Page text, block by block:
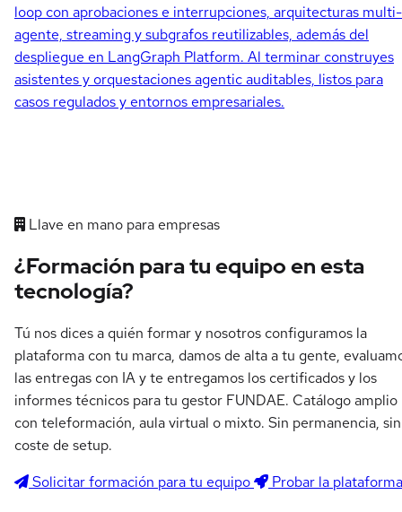
loop con aprobaciones e interrupciones, arquitecturas multi-
agente, streaming y subgrafos reutilizables, además del
despliegue en LangGraph Platform. Al terminar construyes
asistentes y orquestaciones agentic auditables, listos para
casos regulados y entornos empresariales.
Llave en mano para empresas
¿Formación para tu equipo en esta
tecnología?
Tú nos dices a quién formar y nosotros configuramos la
plataforma con tu marca, damos de alta a tu gente,
las entregas con IA y te entregamos los certificados y los
informes técnicos para tu gestor FUNDAE. Catálogo amplio
con teleformación, aula virtual o mixto. Sin permanencia, sin
coste de setup.
Solicitar formación para tu equipo
Probar la plataforma